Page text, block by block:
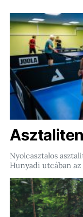
Nyolcasztalos
Hunyadi utcában